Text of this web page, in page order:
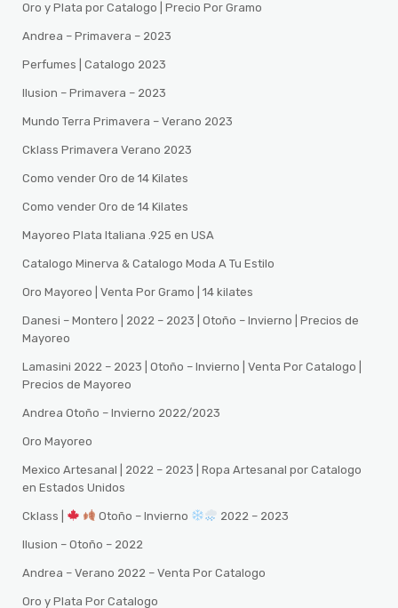
Oro y Plata por Catalogo | Precio Por Gramo
Andrea – Primavera – 2023
Perfumes | Catalogo 2023
Ilusion – Primavera – 2023
Mundo Terra Primavera – Verano 2023
Cklass Primavera Verano 2023
Como vender Oro de 14 Kilates
Como vender Oro de 14 Kilates
Mayoreo Plata Italiana .925 en USA
Catalogo Minerva & Catalogo Moda A Tu Estilo
Oro Mayoreo | Venta Por Gramo | 14 kilates
Danesi – Montero | 2022 – 2023 | Otoño – Invierno | Precios de
Mayoreo
Lamasini 2022 – 2023 | Otoño – Invierno | Venta Por Catalogo |
Precios de Mayoreo
Andrea Otoño – Invierno 2022/2023
Oro Mayoreo
Mexico Artesanal | 2022 – 2023 | Ropa Artesanal por Catalogo
en Estados Unidos
Cklass | Otoño – Invierno 2022 – 2023
Ilusion – Otoño – 2022
Andrea – Verano 2022 – Venta Por Catalogo
Oro y Plata Por Catalogo